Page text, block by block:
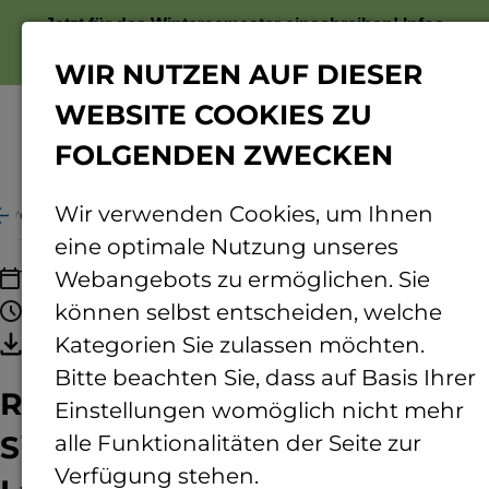
Jetzt für das Wintersemester einschreiben!Infos
Landnutzungsmodellen in der Klimaforschung
13.10.2026
18:30 - 20:00 Uhr
Termin speichern
Ringvorlesung: Alles nur
Simulation? - Die Rolle von
WIR NUTZEN AUF DIESER
WEBSITE COOKIES ZU
FOLGENDEN ZWECKEN
Wir verwenden Cookies, um Ihnen
eine optimale Nutzung unseres
Webangebots zu ermöglichen. Sie
können selbst entscheiden, welche
Kategorien Sie zulassen möchten.
Bitte beachten Sie, dass auf Basis Ihrer
Einstellungen womöglich nicht mehr
alle Funktionalitäten der Seite zur
Verfügung stehen.